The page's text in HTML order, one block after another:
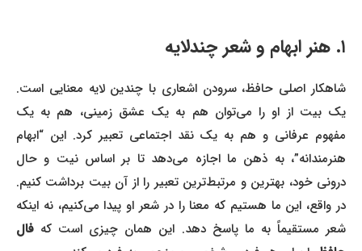
شاهکار اصلی حافظ، سرودن اشعاری با چندین لایه معنایی است.
یک بیت از او را می‌توان هم به یک عشق زمینی، هم به یک
مفهوم عرفانی و هم به یک نقد اجتماعی تعبیر کرد. این “ابهام
هنرمندانه”، به ذهن ما اجازه می‌دهد تا بر اساس نیت و حال
درونی خود، بهترین و مرتبط‌ترین تعبیر را از آن بیت برداشت کنیم.
در واقع، این ما هستیم که معنا را در شعر او پیدا می‌کنیم، نه اینکه
شعر مستقیماً به ما پاسخ دهد. این همان چیزی است کهفال